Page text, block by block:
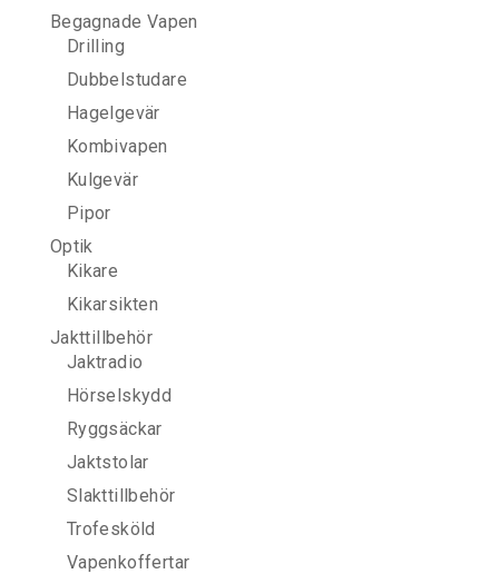
Begagnade Vapen
Drilling
Dubbelstudare
Hagelgevär
Kombivapen
Kulgevär
Pipor
Optik
Kikare
Kikarsikten
Jakttillbehör
Jaktradio
Hörselskydd
Ryggsäckar
Jaktstolar
Slakttillbehör
Trofesköld
Vapenkoffertar